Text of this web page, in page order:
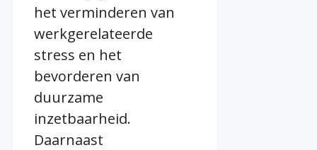
het verminderen van
werkgerelateerde
stress en het
bevorderen van
duurzame
inzetbaarheid.
Daarnaast